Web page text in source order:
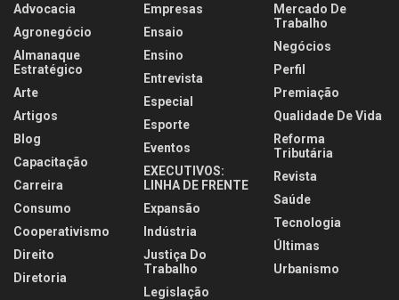
Advocacia
Agronegócio
Almanaque
Estratégico
Arte
Artigos
Blog
Capacitação
Carreira
Consumo
Cooperativismo
Direito
Diretoria
Empresas
Ensaio
Ensino
Entrevista
Especial
Esporte
Eventos
EXECUTIVOS:
LINHA DE FRENTE
Expansão
Indústria
Justiça Do
Trabalho
Legislação
Mercado De
Trabalho
Negócios
Perfil
Premiação
Qualidade De Vida
Reforma
Tributária
Revista
Saúde
Tecnologia
Últimas
Urbanismo